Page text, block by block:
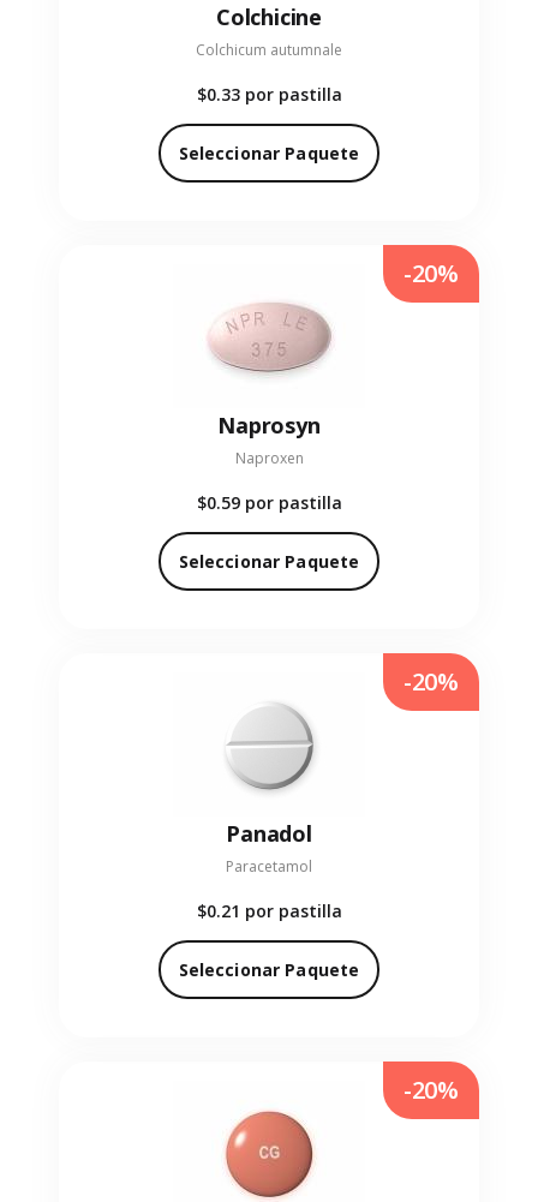
Colchicine
Colchicum autumnale
$0.33 por pastilla
Seleccionar Paquete
Naprosyn
Naproxen
$0.59 por pastilla
Seleccionar Paquete
-20%
Panadol
Paracetamol
$0.21 por pastilla
Seleccionar Paquete
-20%
-20%